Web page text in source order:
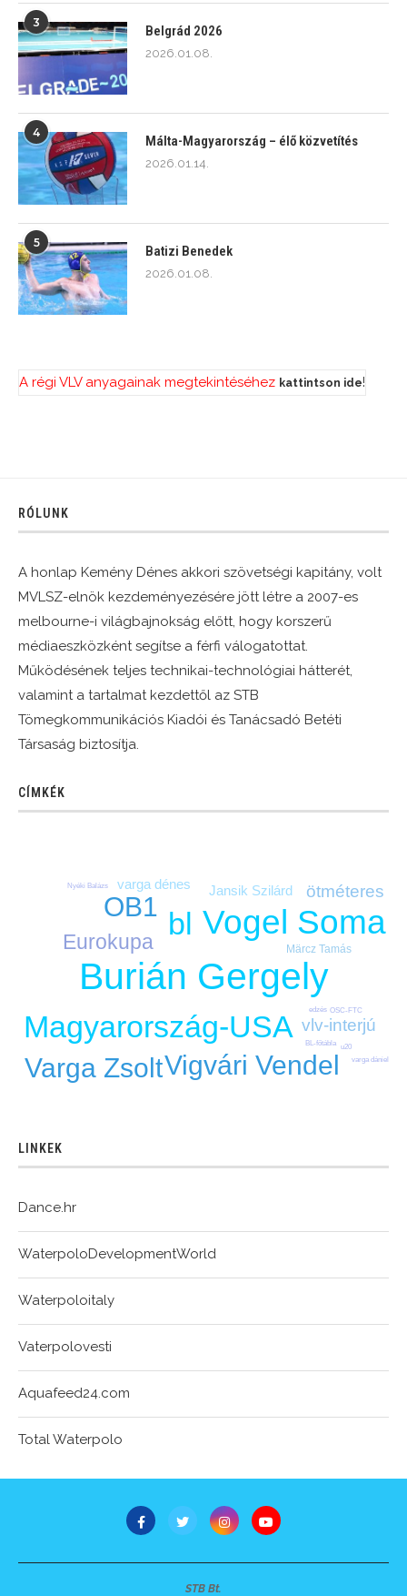
3
Belgrád 2026
2026.01.08.
4
Málta-Magyarország – élő közvetítés
2026.01.14.
5
Batizi Benedek
2026.01.08.
A régi VLV anyagainak megtekintéséhez kattintson ide!
RÓLUNK
A honlap Kemény Dénes akkori szövetségi kapitány, volt
MVLSZ-elnök kezdeményezésére jött létre a 2007-es
melbourne-i világbajnokság előtt, hogy korszerű
médiaeszközként segítse a férfi válogatottat.
Működésének teljes technikai-technológiai hátterét,
valamint a tartalmat kezdettől az STB
Tömegkommunikációs Kiadói és Tanácsadó Betéti
Társaság biztosítja.
CÍMKÉK
Burián Gergely
Vogel Soma
bl
Magyarország-USA
OB1
Varga ZsoltVigvári Vendel
Eurokupa
vlv-interjú
ötméteres
Jansik Szilárd
varga dénes
Märcz Tamás
BL-főtábla
edzés
Nyéki Balázs
OSC-FTC
u20
varga dániel
LINKEK
Dance.hr
WaterpoloDevelopmentWorld
Waterpoloitaly
Vaterpolovesti
Aquafeed24.com
Total Waterpolo
STB Bt.